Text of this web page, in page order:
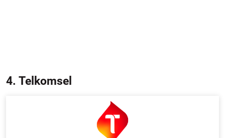
4. Telkomsel